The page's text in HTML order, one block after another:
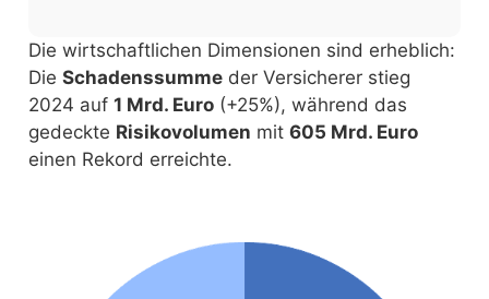
Die wirtschaftlichen Dimensionen sind erheblich:
DieSchadenssumme der Versicherer stieg
2024 auf1 Mrd. Euro (+25%), während das
gedeckte Risikovolumen mit605 Mrd. Euro
einen Rekord erreichte.